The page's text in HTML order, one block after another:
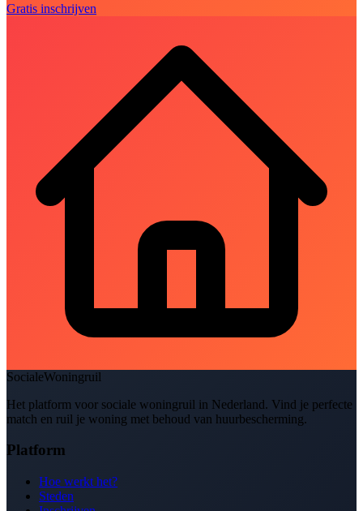
Gratis inschrijven
SocialeWoningruil
Het platform voor sociale woningruil in Nederland. Vind je perfecte
match en ruil je woning met behoud van huurbescherming.
Platform
Hoe werkt het?
Steden